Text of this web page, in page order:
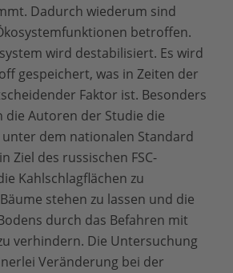
Dadurch wiederum sind
betroffen.
wird destabilisiert. Es wird
gespeichert, was in Zeiten der
Faktor ist. Besonders
Autoren der Studie die
unter dem nationalen Standard
Ziel des russischen FSC-
Kahlschlagflächen zu
stehen zu lassen und die
durch das Befahren mit
verhindern. Die Untersuchung
Veränderung bei der